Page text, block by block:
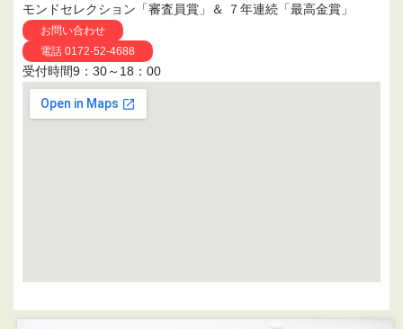
モンドセレクション「審査員賞」＆ ７年連続「最高金賞」
お問い合わせ
電話 0172-52-4688
受付時間9：30～18：00